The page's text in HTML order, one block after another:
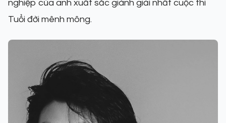
nghiệp của anh xuất sắc giành giải nhất cuộc thi
Tuổi đời mênh mông.